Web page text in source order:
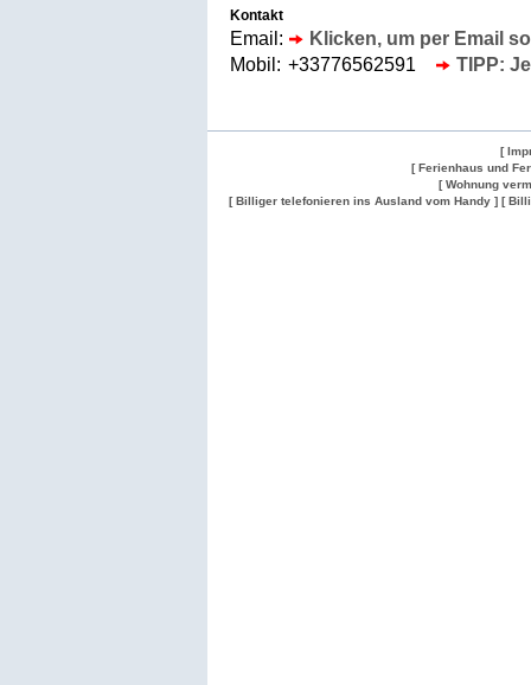
Kontakt
Email:
Klicken, um per Email
Mobil: +33776562591 TIPP:
[
[ Ferienhaus und
[ Wohnung
[ Billiger telefonieren ins Ausland vom Handy ] [